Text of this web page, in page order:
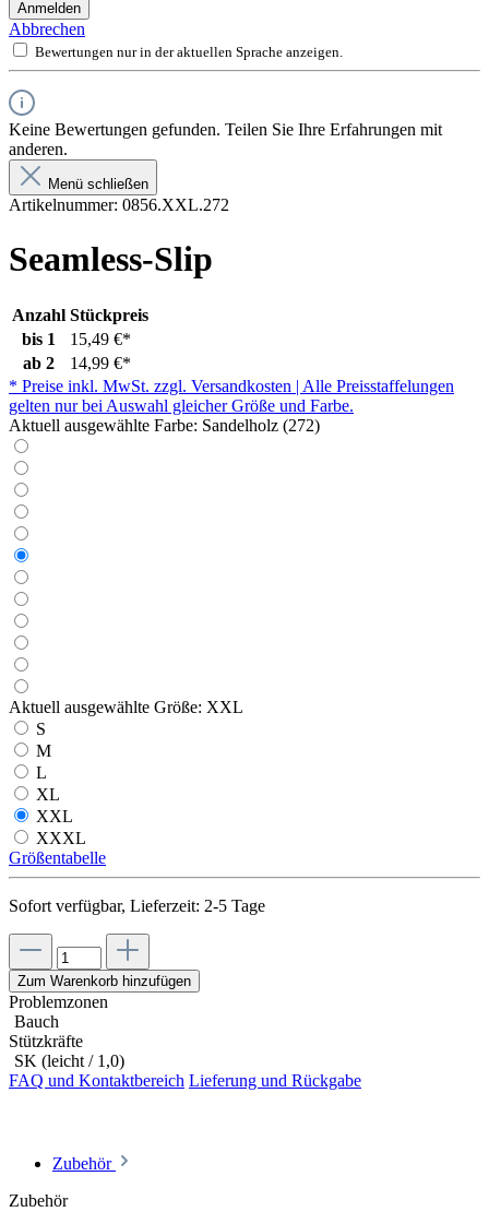
Anmelden
Abbrechen
Bewertungen nur in der aktuellen Sprache anzeigen.
Keine Bewertungen gefunden. Teilen Sie Ihre Erfahrungen mit
anderen.
Menü schließen
Artikelnummer: 0856.XXL.272
Seamless-Slip
Anzahl Stückpreis
bis 1
15,49 €*
ab 2
14,99 €*
* Preise inkl. MwSt. zzgl. Versandkosten | Alle Preisstaffelungen
gelten nur bei Auswahl gleicher Größe und Farbe.
Aktuell ausgewählte Farbe: Sandelholz (272)
Aktuell ausgewählte Größe: XXL
S
M
L
XL
XXL
XXXL
Größentabelle
Sofort verfügbar, Lieferzeit: 2-5 Tage
Zum Warenkorb hinzufügen
Problemzonen
Bauch
Stützkräfte
SK (leicht / 1,0)
FAQ und Kontaktbereich Lieferung und Rückgabe
Zubehör
Zubehör